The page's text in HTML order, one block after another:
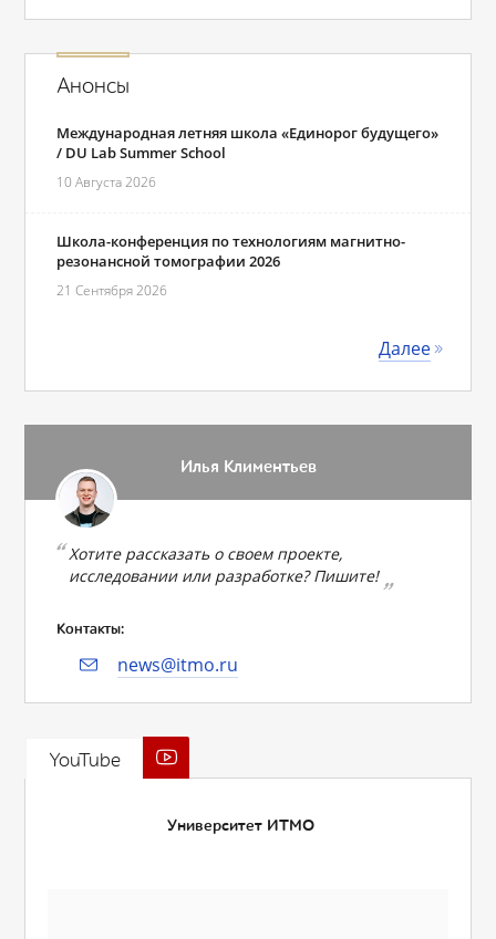
Анонсы
Международная летняя школа «Единорог будущего»
/ DU Lab Summer School
10 Августа 2026
Школа-конференция по технологиям магнитно-
резонансной томографии 2026
21 Сентября 2026
Далее
Илья Климентьев
Хотите рассказать о своем проекте,
исследовании или разработке? Пишите!
Контакты:
news@itmo.ru
YouTube
Университет ИТМО